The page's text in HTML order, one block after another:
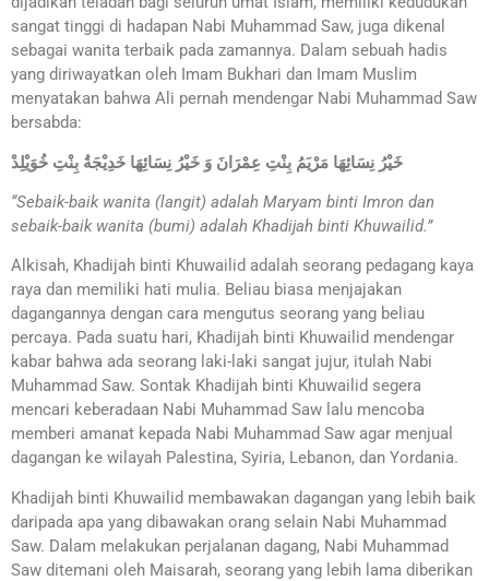
sangat tinggi di hadapan Nabi Muhammad Saw, juga dikenal
sebagai wanita terbaik pada zamannya. Dalam sebuah hadis
yang diriwayatkan oleh Imam Bukhari dan Imam Muslim
menyatakan bahwa Ali pernah mendengar Nabi Muhammad Saw
bersabda:
خَيْرُ نِسَائِهَا مَرْيَمُ بِنْتِ عِمْرَانَ وَ خَيْرُ نِسَائِهَا خَدِيْجَةُ بِنْتِ خُوَيْلِدْ
“Sebaik-baik wanita (langit) adalah Maryam binti Imron dan
sebaik-baik wanita (bumi) adalah Khadijah binti Khuwailid.”
Alkisah, Khadijah binti Khuwailid adalah seorang pedagang kaya
raya dan memiliki hati mulia. Beliau biasa menjajakan
dagangannya dengan cara mengutus seorang yang beliau
percaya. Pada suatu hari, Khadijah binti Khuwailid mendengar
kabar bahwa ada seorang laki-laki sangat jujur, itulah Nabi
Muhammad Saw. Sontak Khadijah binti Khuwailid segera
mencari keberadaan Nabi Muhammad Saw lalu mencoba
memberi amanat kepada Nabi Muhammad Saw agar menjual
dagangan ke wilayah Palestina, Syiria, Lebanon, dan Yordania.
Khadijah binti Khuwailid membawakan dagangan yang lebih baik
daripada apa yang dibawakan orang selain Nabi Muhammad
Saw. Dalam melakukan perjalanan dagang, Nabi Muhammad
Saw ditemani oleh Maisarah, seorang yang lebih lama diberikan